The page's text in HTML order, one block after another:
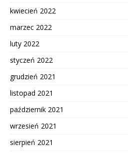
kwiecień 2022
marzec 2022
luty 2022
styczeń 2022
grudzień 2021
listopad 2021
październik 2021
wrzesień 2021
sierpień 2021